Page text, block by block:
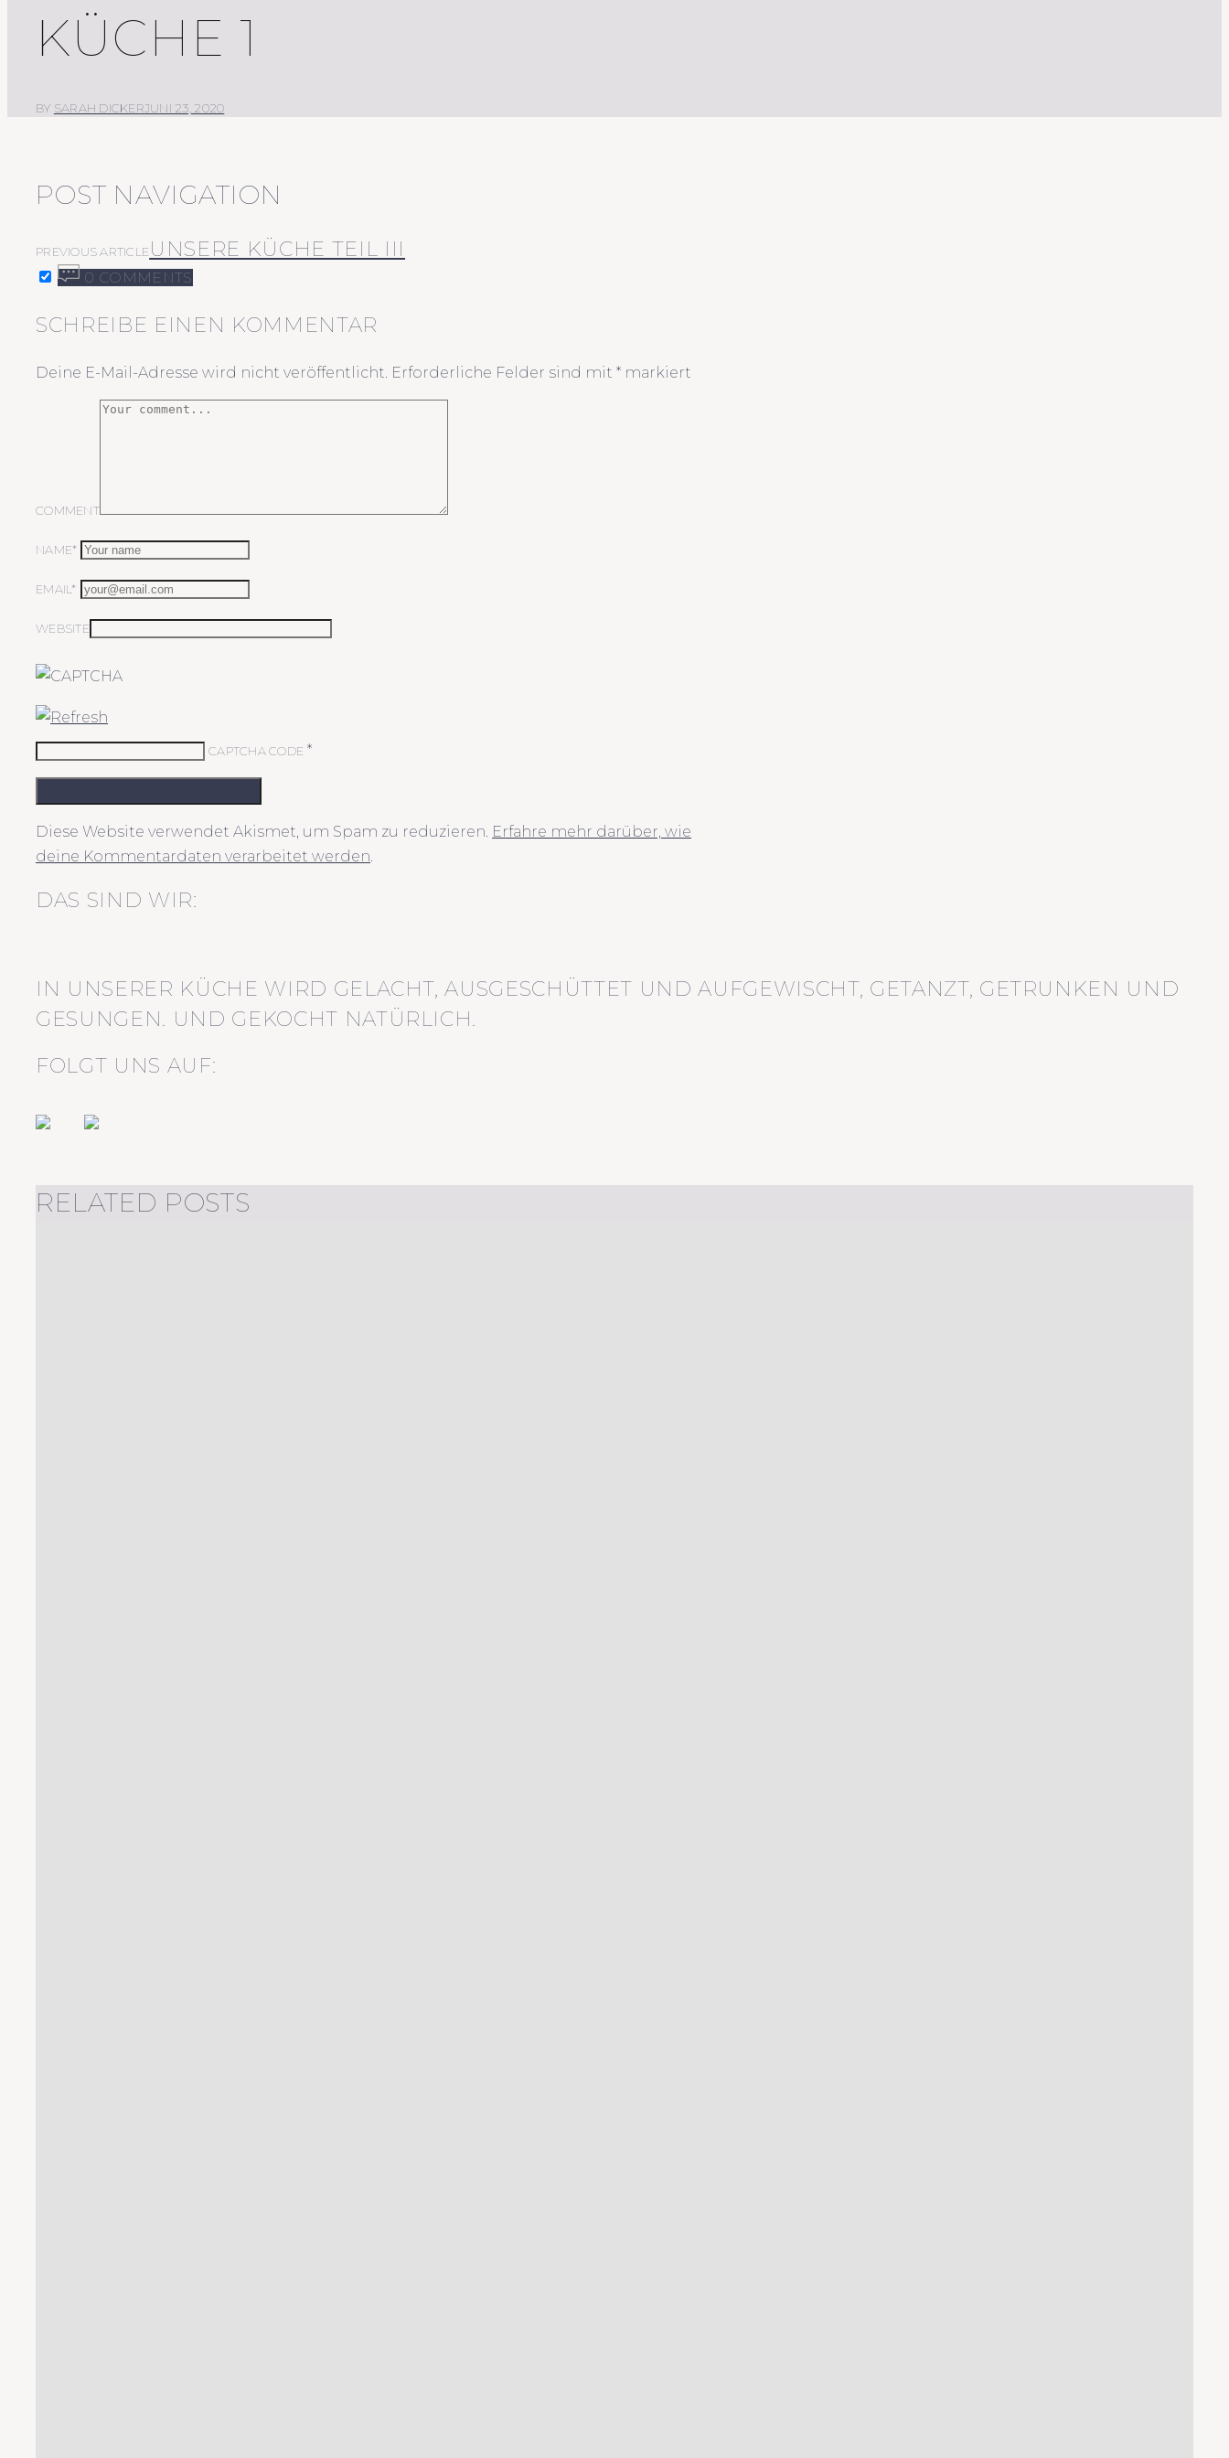
KÜCHE 1
BY SARAH DICKERJUNI 23, 2020
POST NAVIGATION
PREVIOUS ARTICLE UNSERE KÜCHE TEIL III
0 COMMENTS
SCHREIBE EINEN KOMMENTAR
Deine E-Mail-Adresse wird nicht veröffentlicht. Erforderliche Felder sind mit * markiert
COMMENT
NAME*
EMAIL*
WEBSITE
CAPTCHA CODE *
Diese Website verwendet Akismet, um Spam zu reduzieren. Erfahre mehr darüber, wie
deine Kommentardaten verarbeitet werden.
DAS SIND WIR:
IN UNSERER KÜCHE WIRD GELACHT, AUSGESCHÜTTET UND AUFGEWISCHT, GETANZT, GETRUNKEN UND
GESUNGEN. UND GEKOCHT NATÜRLICH.
FOLGT UNS AUF:
RELATED POSTS